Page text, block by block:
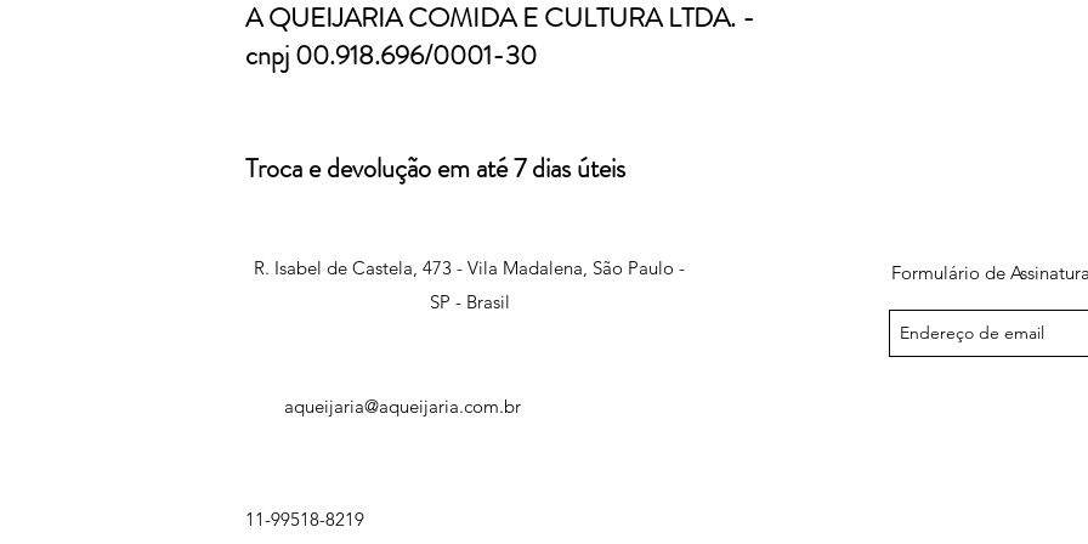
A QUEIJARIA COMIDA E CULTURA LTDA. -
cnpj 00.918.696/0001-30
Troca e devolução em até 7 dias úteis
R. Isabel de Castela, 473 - Vila Madalena, São Paulo -
SP - Brasil
Formulário de Assinatura
aqueijaria@aqueijaria.com.br
11-99518-8219